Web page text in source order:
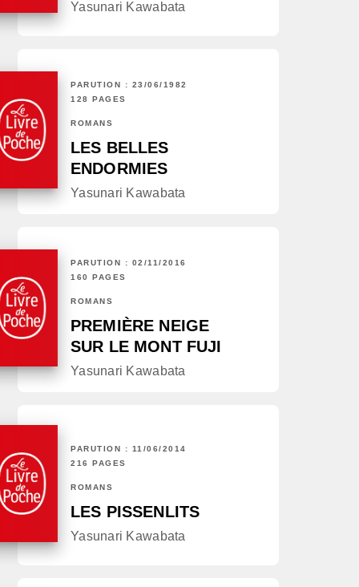
Yasunari Kawabata
PARUTION : 23/06/1982
128 PAGES
ROMANS
LES BELLES
ENDORMIES
Yasunari Kawabata
PARUTION : 02/11/2016
160 PAGES
ROMANS
PREMIÈRE NEIGE
SUR LE MONT FUJI
Yasunari Kawabata
PARUTION : 11/06/2014
216 PAGES
ROMANS
LES PISSENLITS
Yasunari Kawabata